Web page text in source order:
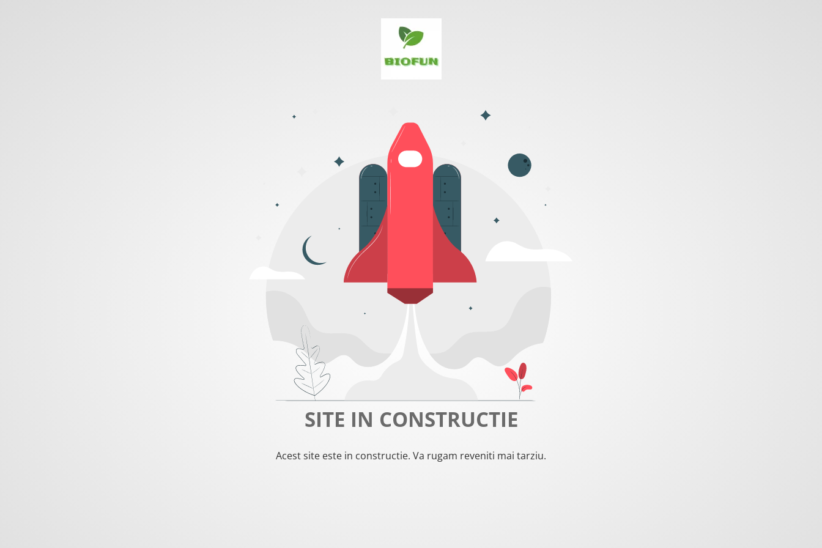
SITE IN CONSTRUCTIE
Acest site este in constructie. Va rugam reveniti mai tarziu.